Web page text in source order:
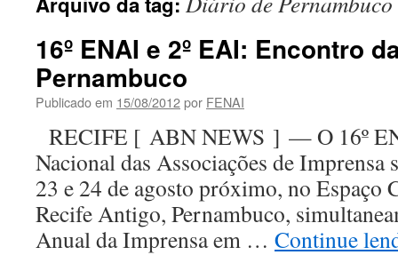
16º ENAI e 2º EAI: Encontro
Pernambuco
Publicado em 15/08/2012por FENAI
RECIFE [ ABN NEWS ] — O 16º
Nacional das Associações de Imprensa
23 e 24 de agosto próximo, no Espaço
Recife Antigo, Pernambuco,
Anual da Imprensa em … Continue